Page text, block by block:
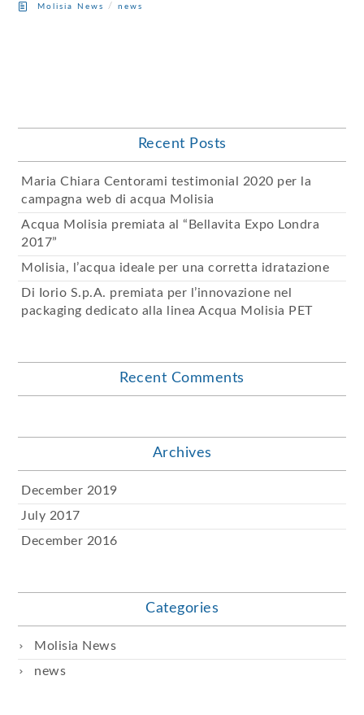
Molisia News /news
Recent Posts
Maria Chiara Centorami testimonial 2020 per la
campagna web di acqua Molisia
Acqua Molisia premiata al “Bellavita Expo Londra
2017”
Molisia, l’acqua ideale per una corretta idratazione
Di Iorio S.p.A. premiata per l’innovazione nel
packaging dedicato alla linea Acqua Molisia PET
Recent Comments
Archives
December 2019
July 2017
December 2016
Categories
Molisia News
news